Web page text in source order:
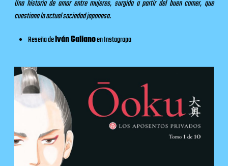
Una historia de amor entre mujeres, surgida a partir del buen comer, que
cuestiona la actual sociedad japonesa.
Reseña deIván GalianoenInstagrapa